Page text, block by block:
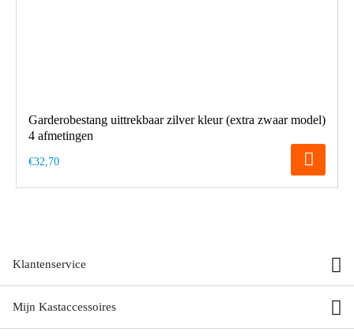
Garderobestang uittrekbaar zilver kleur (extra zwaar model)
4 afmetingen
€32,70
Klantenservice
Mijn Kastaccessoires